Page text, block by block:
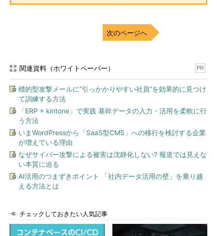
次のページへ
関連資料（ホワイトペーパー） PR
標的型攻撃メールに“引っかかりやすい社員”を効果的に見つけ
て訓練する方法
「ERP × kintone」で実践 基幹データの入力・活用を柔軟に行
う方法
いまWordPressから「SaaS型CMS」への移行を検討する企業
が増えている理由
なぜサイバー攻撃による被害は沈静化しない? 報道では見えな
い本質に迫る
AI活用のつまずきポイント 「社内データ活用の壁」を乗り越
える方法とは
チェックしておきたい人気記事